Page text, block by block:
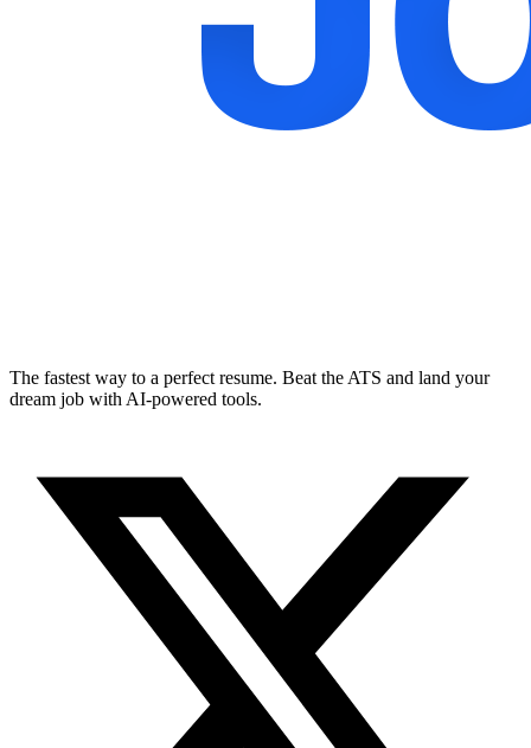
The fastest way to a perfect resume. Beat the ATS and land your
dream job with AI-powered tools.